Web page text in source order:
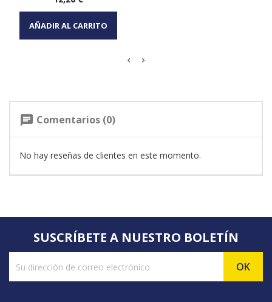
AÑADIR AL CARRITO
chat Comentarios (0)
No hay reseñas de clientes en este momento.
SUSCRÍBETE A NUESTRO BOLETÍN